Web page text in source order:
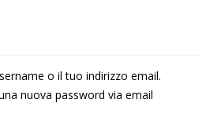
o il tuo indirizzo email.
nuova password via email